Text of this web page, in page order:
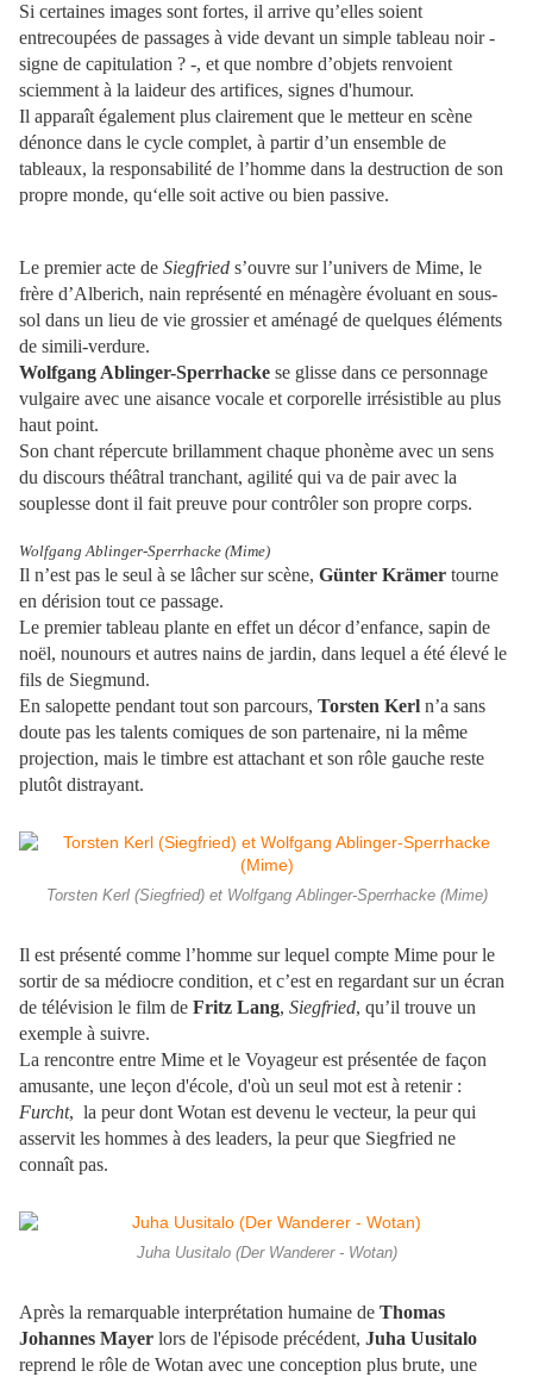
Si certaines images sont fortes, il arrive qu’elles soient
entrecoupées de passages à vide devant un simple tableau noir -
signe de capitulation ? -, et que nombre d’objets renvoient
sciemment à la laideur des artifices, signes d'humour.
Il apparaît également plus clairement que le metteur en scène
dénonce dans le cycle complet, à partir d’un ensemble de
tableaux, la responsabilité de l’homme dans la destruction de son
propre monde, qu‘elle soit active ou bien passive.
Le premier acte de Siegfried s’ouvre sur l’univers de Mime, le
frère d’Alberich, nain représenté en ménagère évoluant en sous-
sol dans un lieu de vie grossier et aménagé de quelques éléments
de simili-verdure.
Wolfgang Ablinger-Sperrhacke se glisse dans ce personnage
vulgaire avec une aisance vocale et corporelle irrésistible au plus
haut point.
Son chant répercute brillamment chaque phonème avec un sens
du discours théâtral tranchant, agilité qui va de pair avec la
souplesse dont il fait preuve pour contrôler son propre corps.
Wolfgang Ablinger-Sperrhacke (Mime)
Il n’est pas le seul à se lâcher sur scène, Günter Krämer tourne
en dérision tout ce passage.
Le premier tableau plante en effet un décor d’enfance, sapin de
noël, nounours et autres nains de jardin, dans lequel a été élevé le
fils de Siegmund.
En salopette pendant tout son parcours, Torsten Kerl n’a sans
doute pas les talents comiques de son partenaire, ni la même
projection, mais le timbre est attachant et son rôle gauche reste
plutôt distrayant.
Torsten Kerl (Siegfried) et Wolfgang Ablinger-Sperrhacke (Mime)
Il est présenté comme l’homme sur lequel compte Mime pour le
sortir de sa médiocre condition, et c’est en regardant sur un écran
de télévision le film de Fritz Lang, Siegfried, qu’il trouve un
exemple à suivre.
La rencontre entre Mime et le Voyageur est présentée de façon
amusante, une leçon d'école, d'où un seul mot est à retenir :
Furcht, la peur dont Wotan est devenu le vecteur, la peur qui
asservit les hommes à des leaders, la peur que Siegfried ne
connaît pas.
Juha Uusitalo (Der Wanderer - Wotan)
Après la remarquable interprétation humaine de Thomas
Johannes Mayer lors de l'épisode précédent, Juha Uusitalo
reprend le rôle de Wotan avec une conception plus brute, une